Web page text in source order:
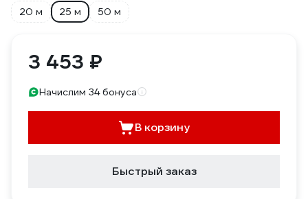
20 м
25 м 50 м
3 453 ₽
Начислим 34 бонуса
В корзину
Быстрый заказ